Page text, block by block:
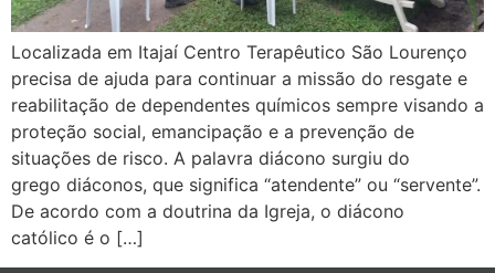
Localizada em Itajaí Centro Terapêutico São Lourenço
precisa de ajuda para continuar a missão do resgate e
reabilitação de dependentes químicos sempre visando a
proteção social, emancipação e a prevenção de
situações de risco. A palavra diácono surgiu do
grego diáconos, que significa “atendente” ou “servente”.
De acordo com a doutrina da Igreja, o diácono
católico é o […]